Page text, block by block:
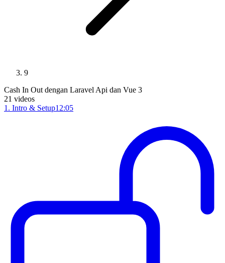
9
Cash In Out dengan Laravel Api dan Vue 3
21 videos
1 . Intro & Setup12:05